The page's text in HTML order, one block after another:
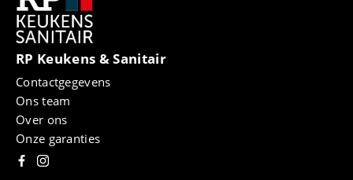
RP Keukens & Sanitair
Contactgegevens
Ons team
Over ons
Onze garanties